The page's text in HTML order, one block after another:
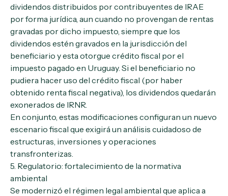
dividendos distribuidos por contribuyentes de IRAE
por forma jurídica, aun cuando no provengan de rentas
gravadas por dicho impuesto, siempre que los
dividendos estén gravados en la jurisdicción del
beneficiario y esta otorgue crédito fiscal por el
impuesto pagado en Uruguay. Si el beneficiario no
pudiera hacer uso del crédito fiscal (por haber
obtenido renta fiscal negativa), los dividendos quedarán
exonerados de IRNR.
En conjunto, estas modificaciones configuran un nuevo
escenario fiscal que exigirá un análisis cuidadoso de
estructuras, inversiones y operaciones
transfronterizas.
5. Regulatorio: fortalecimiento de la normativa
ambiental
Se modernizó el régimen legal ambiental que aplica a